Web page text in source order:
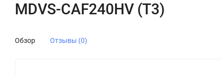
MDVS-CAF240HV (T3)
Обзор Отзывы (0)